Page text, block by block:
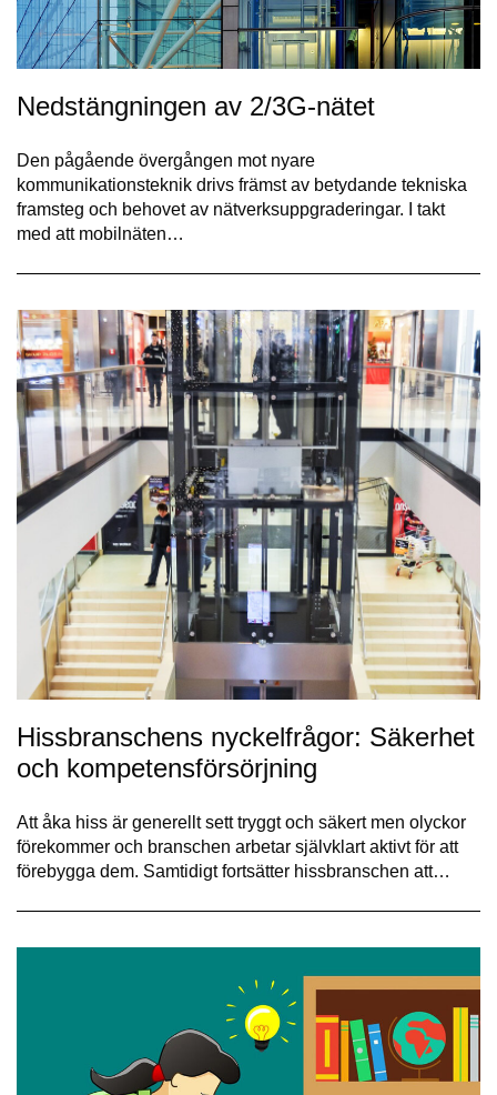
Nedstängningen av 2/3G-nätet
Den pågående övergången mot nyare
kommunikationsteknik drivs främst av betydande tekniska
framsteg och behovet av nätverksuppgraderingar. I takt
med att mobilnäten…
Hissbranschens nyckelfrågor: Säkerhet
och kompetensförsörjning
Att åka hiss är generellt sett tryggt och säkert men olyckor
förekommer och branschen arbetar självklart aktivt för att
förebygga dem. Samtidigt fortsätter hissbranschen att…